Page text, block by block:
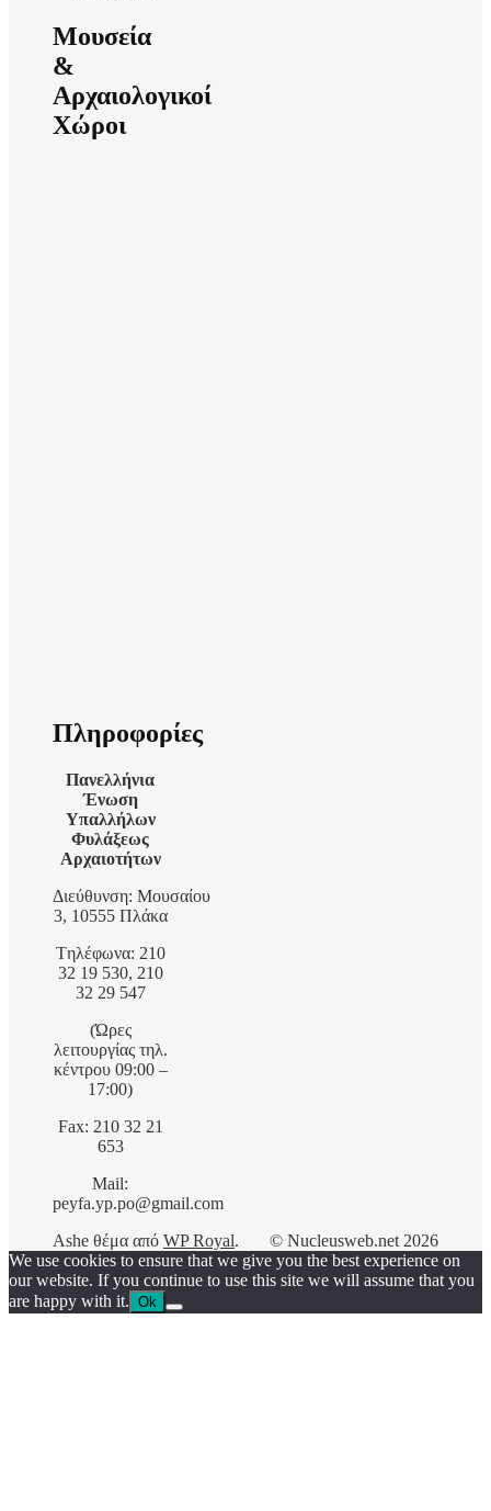
Μουσεία
&
Αρχαιολογικοί
Χώροι
Πληροφορίες
Πανελλήνια
Ένωση
Υπαλλήλων
Φυλάξεως
Αρχαιοτήτων
Διεύθυνση: Μουσαίου
3, 10555 Πλάκα
Tηλέφωνα: 210
32 19 530, 210
32 29 547
(Ώρες
λειτουργίας τηλ.
κέντρου 09:00 –
17:00)
Fax: 210 32 21
653
Mail:
peyfa.yp.po@gmail.com
© Nucleusweb.net 2026
Ashe θέμα από WP Royal.
We use cookies to ensure that we give you the best experience on
our website. If you continue to use this site we will assume that you
are happy with it. Ok